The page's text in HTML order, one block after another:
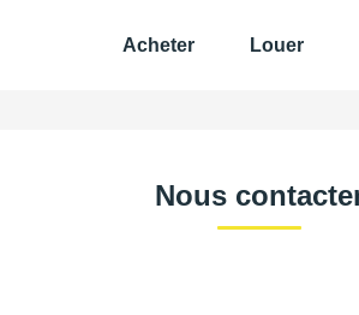
Acheter Louer
Nous